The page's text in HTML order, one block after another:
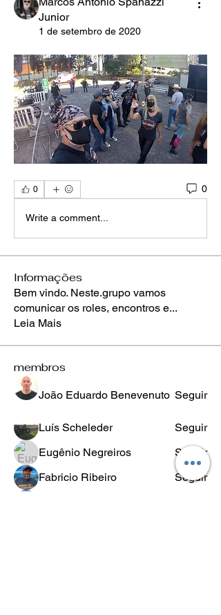
Junior
1 de setembro de 2020
0 0
Write a comment...
Informações
Bem vindo. Neste.grupo vamos
comunicar os roles, encontros e...
Leia Mais
membros
João Eduardo Benevenuto Seguir
Luís Scheleder
Seguir
Eugênio Negreiros
Seguir
Fabricio Ribeiro
Seguir